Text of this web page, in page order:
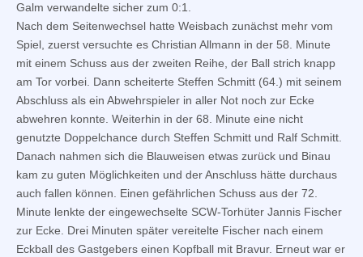
Galm verwandelte sicher zum 0:1.
Nach dem Seitenwechsel hatte Weisbach zunächst mehr vom
Spiel, zuerst versuchte es Christian Allmann in der 58. Minute
mit einem Schuss aus der zweiten Reihe, der Ball strich knapp
am Tor vorbei. Dann scheiterte Steffen Schmitt (64.) mit seinem
Abschluss als ein Abwehrspieler in aller Not noch zur Ecke
abwehren konnte. Weiterhin in der 68. Minute eine nicht
genutzte Doppelchance durch Steffen Schmitt und Ralf Schmitt.
Danach nahmen sich die Blauweisen etwas zurück und Binau
kam zu guten Möglichkeiten und der Anschluss hätte durchaus
auch fallen können. Einen gefährlichen Schuss aus der 72.
Minute lenkte der eingewechselte SCW-Torhüter Jannis Fischer
zur Ecke. Drei Minuten später vereitelte Fischer nach einem
Eckball des Gastgebers einen Kopfball mit Bravur. Erneut war er